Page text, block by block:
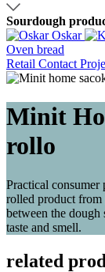
Sourdough
Oskar
Oven bread
Retail Contact
Minit
rollo
Practical
rolled product
between the dough
taste and smell.
related